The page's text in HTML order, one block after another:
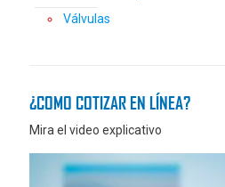
Válvulas
¿COMO COTIZAR EN LÍNEA?
Mira el video explicativo